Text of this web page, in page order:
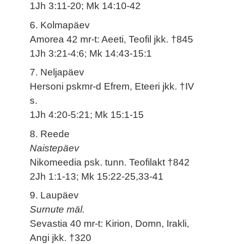
1Jh 3:11-20; Mk 14:10-42
6. Kolmapäev
Amorea 42 mr-t: Aeeti, Teofil jkk. †845
1Jh 3:21-4:6; Mk 14:43-15:1
7. Neljapäev
Hersoni pskmr-d Efrem, Eteeri jkk. †IV
s.
1Jh 4:20-5:21; Mk 15:1-15
8. Reede
Naistepäev
Nikomeedia psk. tunn. Teofilakt †842
2Jh 1:1-13; Mk 15:22-25,33-41
9. Laupäev
Surnute mäl.
Sevastia 40 mr-t: Kirion, Domn, Irakli,
Angi jkk. †320